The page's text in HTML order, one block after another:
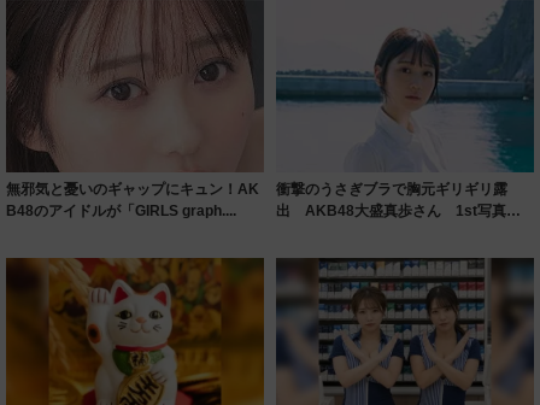
無邪気と憂いのギャップにキュン！AK
B48のアイドルが「GIRLS graph....
衝撃のうさぎブラで胸元ギリギリ露
出 AKB48大盛真歩さん 1st写真集